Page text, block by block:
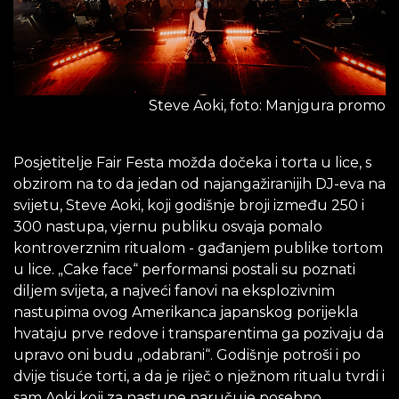
Steve Aoki, foto: Manjgura promo
Posjetitelje Fair Festa možda dočeka i torta u lice, s
obzirom na to da jedan od najangažiranijih DJ-eva na
svijetu, Steve Aoki, koji godišnje broji između 250 i
300 nastupa, vjernu publiku osvaja pomalo
kontroverznim ritualom - gađanjem publike tortom
u lice. „Cake face“ performansi postali su poznati
diljem svijeta, a najveći fanovi na eksplozivnim
nastupima ovog Amerikanca japanskog porijekla
hvataju prve redove i transparentima ga pozivaju da
upravo oni budu „odabrani“. Godišnje potroši i po
dvije tisuće torti, a da je riječ o nježnom ritualu tvrdi i